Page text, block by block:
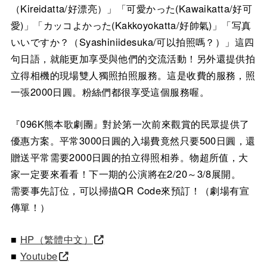
（Kireidatta/好漂亮）」「可愛かった(Kawaikatta/好可
愛)」「カッコよかった(Kakkoyokatta/好帥氣)」「写真
いいですか？（Syashiniidesuka/可以拍照嗎？）」這四
句日語，就能更加享受與他們的交流活動！另外還提供拍
立得相機的現場雙人獨照拍照服務。這是收費的服務，照
一張2000日圓。粉絲們都很享受這個服務喔。
『096K熊本歌劇團』對於第一次前來觀賞的民眾提供了
優惠方案。平常3000日圓的入場費竟然只要500日圓，還
贈送平常需要2000日圓的拍立得照相券。物超所值，大
家一定要來看看！下一期的公演將在2/20～3/8展開。
需要事先訂位，可以掃描QR Code來預訂！（劇場有宣
傳單！）
■ HP（繁體中文）
■ Youtube